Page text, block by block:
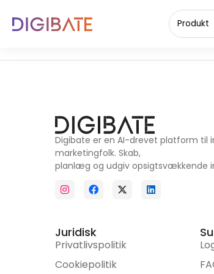
8 Produkt
Digibate er en AI-drevet platform til
marketingfolk. Skab,
planlæg og udgiv opsigtsvækkende
Juridisk
Privatlivspolitik
Cookiepolitik